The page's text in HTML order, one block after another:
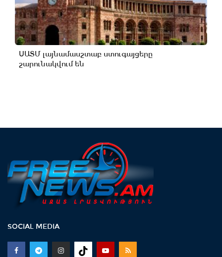
ՍԱՏՄ լայնամասշտաբ ստուգայցերը
շարունակվում են
SOCIAL MEDIA